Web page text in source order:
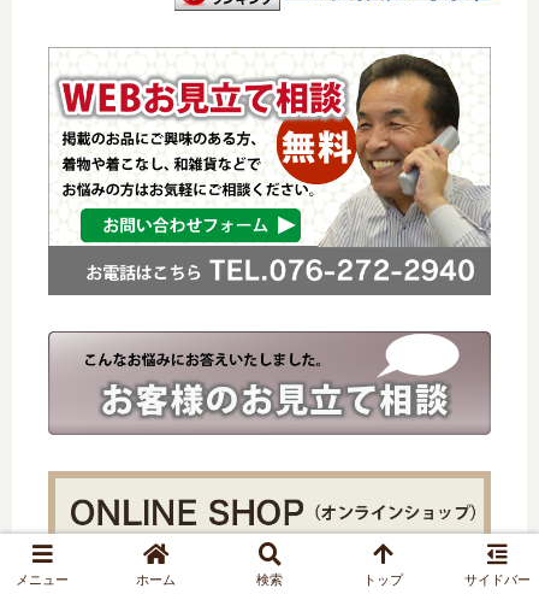
メニュー ホーム 検索 トップ サイドバー